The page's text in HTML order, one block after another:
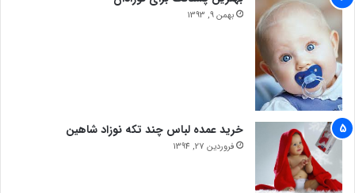
بهمن 9, 1393
خرید عمده لباس چند تکه نوزاد شاهین
فروردین 27, 1394